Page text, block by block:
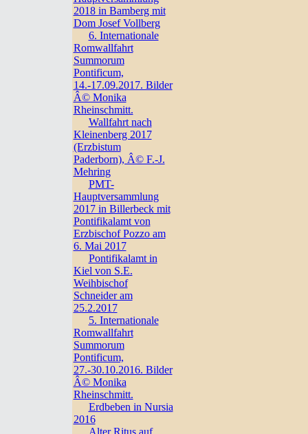
2018 in Bamberg mit
Dom Josef Vollberg
6. Internationale
Romwallfahrt
Summorum
Pontificum,
14.-17.09.2017. Bilder
Â© Monika
Rheinschmitt.
Wallfahrt nach
Kleinenberg 2017
(Erzbistum
Paderborn), Â© F.-J.
Mehring
PMT-
Hauptversammlung
2017 in Billerbeck mit
Pontifikalamt von
Erzbischof Pozzo am
6. Mai 2017
Pontifikalamt in
Kiel von S.E.
Weihbischof
Schneider am
25.2.2017
5. Internationale
Romwallfahrt
Summorum
Pontificum,
27.-30.10.2016. Bilder
Â© Monika
Rheinschmitt.
Erdbeben in Nursia
2016
Alter Ritus auf